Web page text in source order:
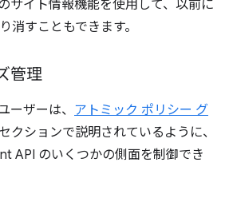
サイト情報機能を使用して、以前に
消すこともできます。
管理
ーザーは、 アトミック ポリシー グ
クションで説明されているように、
API のいくつかの側面を制御でき